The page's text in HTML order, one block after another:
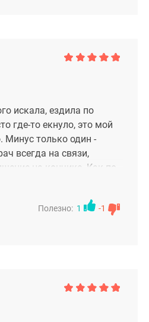
искала, ездила по
где-то екнуло, это мой
Минус только один -
всегда на связи,
на кончике. Как по
Полезно: 1 -1